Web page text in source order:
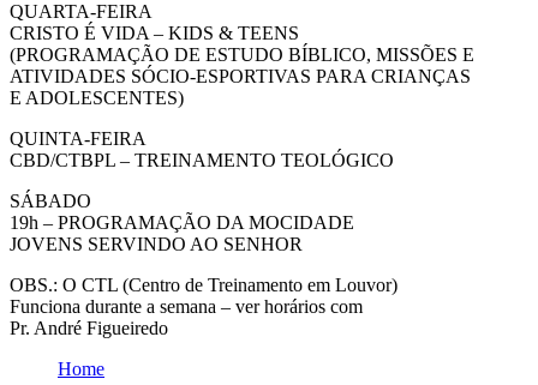
QUARTA-FEIRA
CRISTO É VIDA – KIDS & TEENS
(PROGRAMAÇÃO DE ESTUDO BÍBLICO, MISSÕES E
ATIVIDADES SÓCIO-ESPORTIVAS PARA CRIANÇAS
E ADOLESCENTES)
QUINTA-FEIRA
CBD/CTBPL – TREINAMENTO TEOLÓGICO
SÁBADO
19h – PROGRAMAÇÃO DA MOCIDADE
JOVENS SERVINDO AO SENHOR
OBS.: O CTL (Centro de Treinamento em Louvor)
Funciona durante a semana – ver horários com
Pr. André Figueiredo
Home